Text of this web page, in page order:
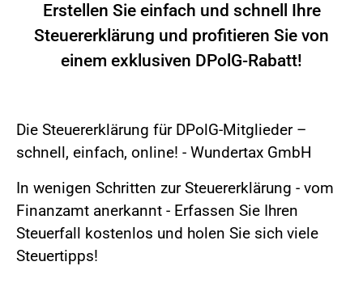
Erstellen Sie einfach und schnell Ihre
Steuererklärung und profitieren Sie von
einem exklusiven DPolG-Rabatt!
Die Steuererklärung für DPolG-Mitglieder –
schnell, einfach, online! - Wundertax GmbH
In wenigen Schritten zur Steuererklärung - vom
Finanzamt anerkannt - Erfassen Sie Ihren
Steuerfall kostenlos und holen Sie sich viele
Steuertipps!